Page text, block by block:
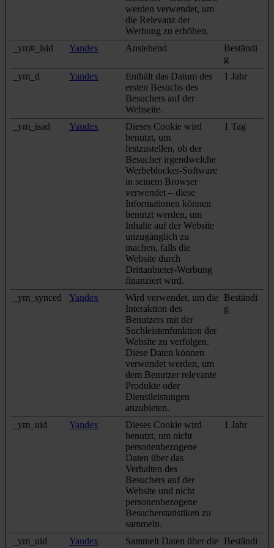
werden verwendet, um
die Relevanz der
Werbung zu erhöhen.
_ym#_lsid Yandex Anstehend
Beständi
g
_ym_d
Yandex
Enthält das Datum des
ersten Besuchs des
Besuchers auf der
Webseite.
1 Jahr
_ym_isad Yandex
Dieses Cookie wird
benutzt, um
festzustellen, ob der
Besucher irgendwelche
Werbeblocker-Software
in seinem Browser
verwendet – diese
Informationen können
benutzt werden, um
Inhalte auf der Website
unzugänglich zu
machen, falls die
Website durch
Drittanbieter-Werbung
finanziert wird.
1 Tag
_ym_synced Yandex
Wird verwendet, um die
Interaktion des
Benutzers mit der
Suchleistenfunktion der
Website zu verfolgen.
Diese Daten können
verwendet werden, um
dem Benutzer relevante
Produkte oder
Dienstleistungen
anzubieten.
Beständi
g
_ym_uid Yandex
Dieses Cookie wird
benutzt, um nicht
personenbezogene
Daten über das
Verhalten des
Besuchers auf der
Website und nicht
personenbezogene
Besucherstatistiken zu
sammeln.
1 Jahr
_ym_uid Yandex
Sammelt Daten über die Beständi